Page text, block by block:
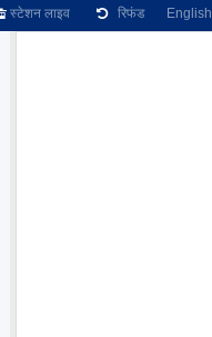
स्टेशन लाइव रिफंड English